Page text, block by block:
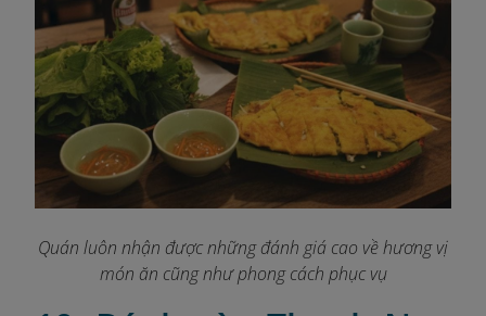
Quán luôn nhận được những đánh giá cao về hương vị
món ăn cũng như phong cách phục vụ